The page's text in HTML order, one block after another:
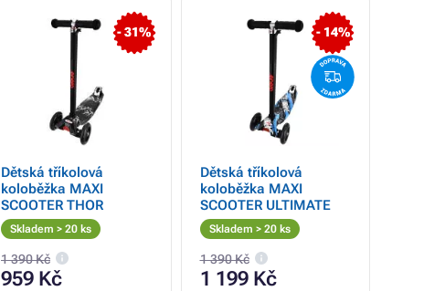
- 31%
Dětská tříkolová
koloběžka MAXI
SCOOTER THOR
Skladem > 20 ks
1 390 Kč
959 Kč
- 14%
Dětská tříkolová
koloběžka MAXI
SCOOTER ULTIMATE
Skladem > 20 ks
1 390 Kč
1 199 Kč